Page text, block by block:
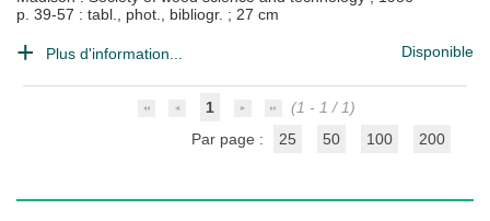
p. 39-57 : tabl., phot., bibliogr. ; 27 cm
Plus d'information... Disponible
1
(1 - 1 / 1)
Par page :
25 50 100 200